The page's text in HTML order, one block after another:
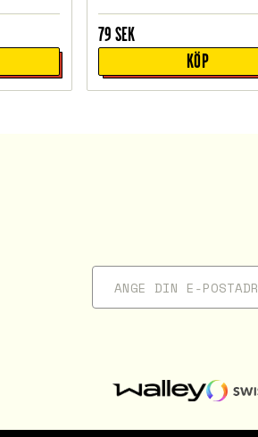
79 SEK
KÖP